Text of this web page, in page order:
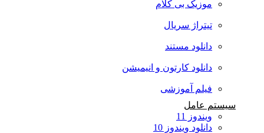
موزیک بی کلام
تیتراژ سریال
دانلود مستند
دانلود کارتون و انیمیشن
فیلم آموزشی
سیستم عامل
ویندوز 11
دانلود ویندوز 10